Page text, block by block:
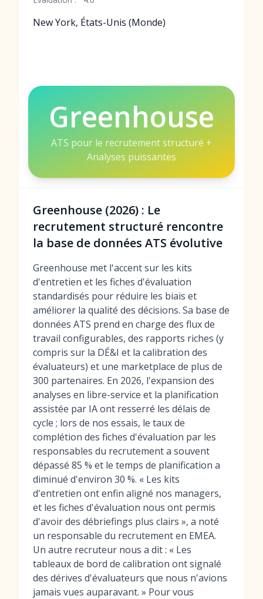
New York, États-Unis (Monde)
Greenhouse
ATS pour le recrutement structuré +
Analyses puissantes
Greenhouse (2026) : Le
recrutement structuré rencontre
la base de données ATS évolutive
Greenhouse met l'accent sur les kits
d'entretien et les fiches d'évaluation
standardisés pour réduire les biais et
améliorer la qualité des décisions. Sa base de
données ATS prend en charge des flux de
travail configurables, des rapports riches (y
compris sur la DÉ&I et la calibration des
évaluateurs) et une marketplace de plus de
300 partenaires. En 2026, l'expansion des
analyses en libre-service et la planification
assistée par IA ont resserré les délais de
cycle ; lors de nos essais, le taux de
complétion des fiches d'évaluation par les
responsables du recrutement a souvent
dépassé 85 % et le temps de planification a
diminué d'environ 30 %. « Les kits
d'entretien ont enfin aligné nos managers,
et les fiches d'évaluation nous ont permis
d'avoir des débriefings plus clairs », a noté
un responsable du recrutement en EMEA.
Un autre recruteur nous a dit : « Les
tableaux de bord de calibration ont signalé
des dérives d'évaluateurs que nous n'avions
jamais vues auparavant. » Pour vous